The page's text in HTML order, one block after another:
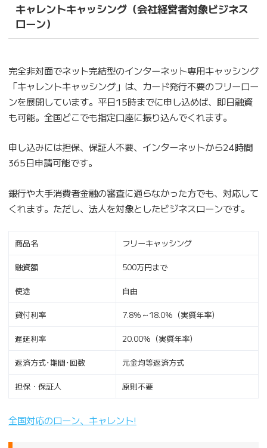
キャレントキャッシング（会社経営者対象ビジネス
ローン）
完全非対面でネット完結型のインターネット専用キャッシング
「キャレントキャッシング」は、カード発行不要のフリーロー
ンを展開しています。平日15時までに申し込めば、即日融資
も可能。全国どこでも指定口座に振り込んでくれます。
申し込みには担保、保証人不要、インターネットから24時間
365日申請可能です。
銀行や大手消費者金融の審査に通らなかった方でも、対応して
くれます。ただし、法人を対象としたビジネスローンです。
商品名 フリーキャッシング
融資額 500万円まで
使途 自由
貸付利率 7.8％～18.0％（実質年率）
遅延利率 20.00%（実質年率）
返済方式･期間･回数 元金均等返済方式
担保・保証人 原則不要
全国対応のローン、キャレント!